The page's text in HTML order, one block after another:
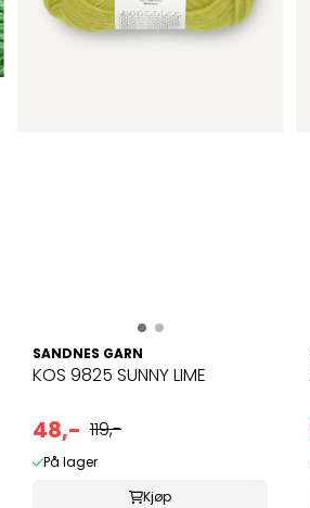
SANDNES GARN
KOS 9825 SUNNY LIME
48,- 119,-
På lager
Kjøp